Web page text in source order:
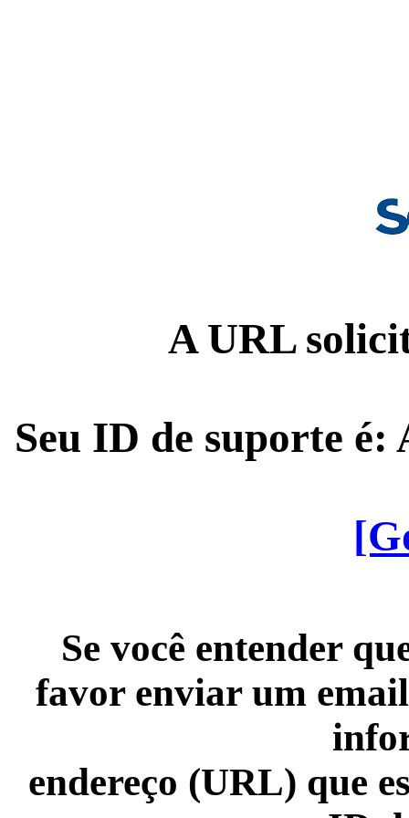
A URL
Seu ID de suporte é:
Se você entender
favor enviar um
endereço (URL) que